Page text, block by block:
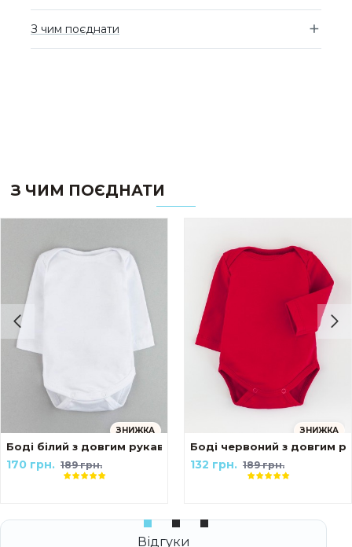
З чим поєднати
З ЧИМ ПОЄДНАТИ
ЗНИЖКА
Боді білий з довгим рукавом
189 грн.
170 грн.
ЗНИЖКА
Боді червоний з довгим
189 грн.
132 грн.